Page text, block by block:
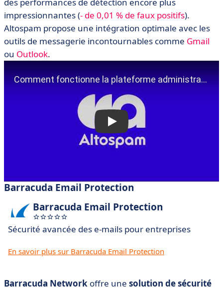
impressionnantes (- de 0,01 % de faux positifs).
Altospam propose une intégration optimale avec les
outils de messagerie incontournables comme Gmail
ou Outlook.
Barracuda Email Protection
Barracuda Email Protection
Sécurité avancée des e-mails pour entreprises
En savoir plus sur Barracuda Email Protection
Barracuda Network offre une solution de sécurité